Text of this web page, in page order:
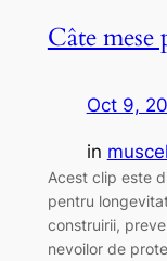
Câte mese
Oct 9,
in muscel
Acest clip este
pentru
construirii,
nevoilor de